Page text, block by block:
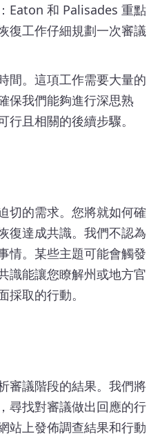
Eaton 和 Palisades 重點
復工作仔細規劃一次審議
間。這項工作需要大量的
保我們能夠進行深思熟
行且相關的後續步驟。
切的需求。您將就如何確
復達成共識。我們不認為
情。某些主題可能會觸發
識能讓您瞭解州或地方官
採取的行動。
審議階段的結果。我們將
尋找對審議做出回應的行
站上發佈調查結果和行動